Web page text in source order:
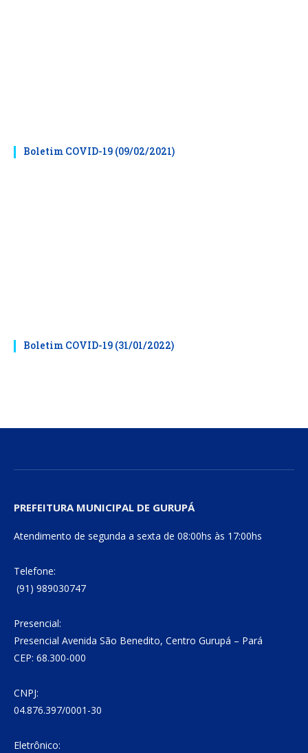
Boletim COVID-19 (09/02/2021)
Boletim COVID-19 (31/01/2022)
PREFEITURA MUNICIPAL DE GURUPÁ
Atendimento de segunda a sexta de 08:00hs às 17:00hs
Telefone:
(91) 989030747
Presencial:
Presencial Avenida São Benedito, Centro Gurupá – Pará
CEP: 68.300-000
CNPJ:
04.876.397/0001-30
Eletrônico: